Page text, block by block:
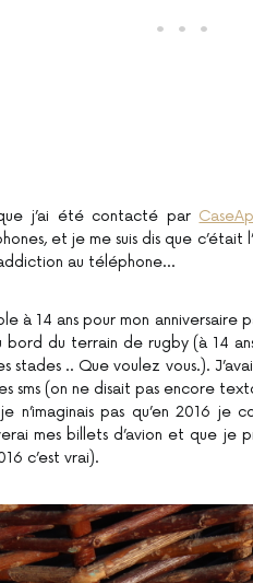
j’ai été contacté par
et je me suis dis que c’était
au téléphone…
à 14 ans pour mon anniversaire
bord du terrain de rugby (à 14
stades .. Que voulez vous.).
sms (on ne disait pas encore
pas qu’en 2016 je
mes billets d’avion et que
c’est vrai).